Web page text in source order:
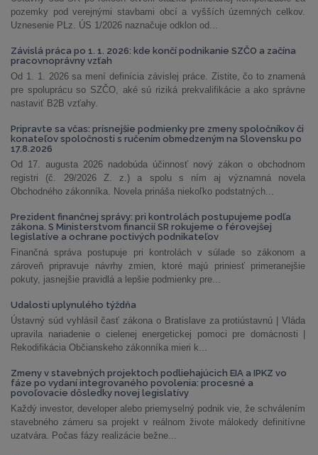
pozemky pod verejnými stavbami obcí a vyšších územných celkov.
Uznesenie PLz. ÚS 1/2026 naznačuje odklon od...
Závislá práca po 1. 1. 2026: kde končí podnikanie SZČO a začína
pracovnoprávny vzťah
Od 1. 1. 2026 sa mení definícia závislej práce. Zistite, čo to znamená
pre spoluprácu so SZČO, aké sú riziká prekvalifikácie a ako správne
nastaviť B2B vzťahy.
Pripravte sa včas: prísnejšie podmienky pre zmeny spoločníkov či
konateľov spoločnosti s ručením obmedzeným na Slovensku po
17.8.2026
Od 17. augusta 2026 nadobúda účinnosť nový zákon o obchodnom
registri (č. 29/2026 Z. z.) a spolu s ním aj významná novela
Obchodného zákonníka. Novela prináša niekoľko podstatných...
Prezident finančnej správy: pri kontrolách postupujeme podľa
zákona. S Ministerstvom financií SR rokujeme o férovejšej
legislatíve a ochrane poctivých podnikateľov
Finančná správa postupuje pri kontrolách v súlade so zákonom a
zároveň pripravuje návrhy zmien, ktoré majú priniesť primeranejšie
pokuty, jasnejšie pravidlá a lepšie podmienky pre...
Udalosti uplynulého týždňa
Ústavný súd vyhlásil časť zákona o Bratislave za protiústavnú | Vláda
upravila nariadenie o cielenej energetickej pomoci pre domácnosti |
Rekodifikácia Občianskeho zákonníka mieri k...
Zmeny v stavebných projektoch podliehajúcich EIA a IPKZ vo
fáze po vydaní integrovaného povolenia: procesné a
povoľovacie dôsledky novej legislatívy
Každý investor, developer alebo priemyselný podnik vie, že schválením
stavebného zámeru sa projekt v reálnom živote málokedy definitívne
uzatvára. Počas fázy realizácie bežne...